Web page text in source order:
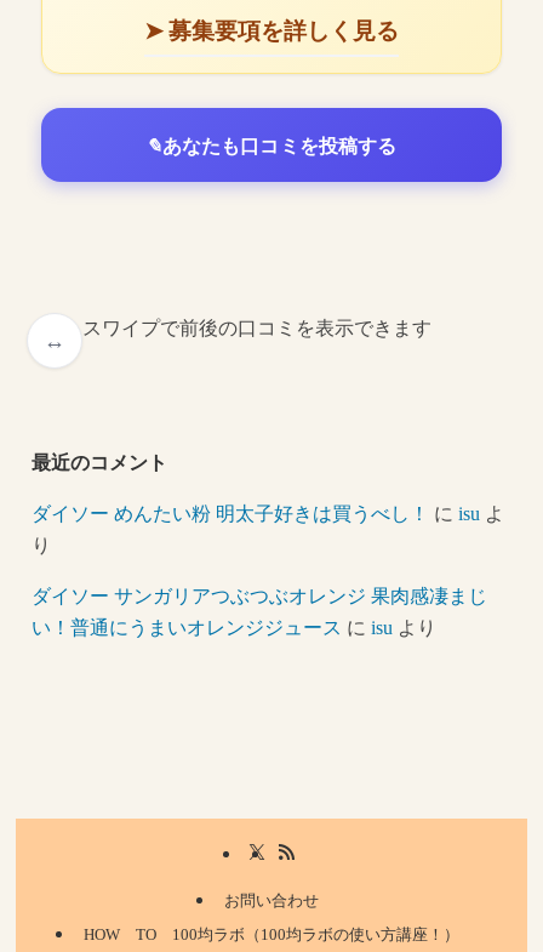
➤ 募集要項を詳しく見る
あなたも口コミを投稿する
スワイプで前後の口コミを表示できます
最近のコメント
ダイソー めんたい粉 明太子好きは買うべし！ にisu よ
り
ダイソー サンガリアつぶつぶオレンジ 果肉感凄まじ
い！普通にうまいオレンジジュース にisu より
お問い合わせ
HOW TO 100均ラボ（100均ラボの使い方講座！）